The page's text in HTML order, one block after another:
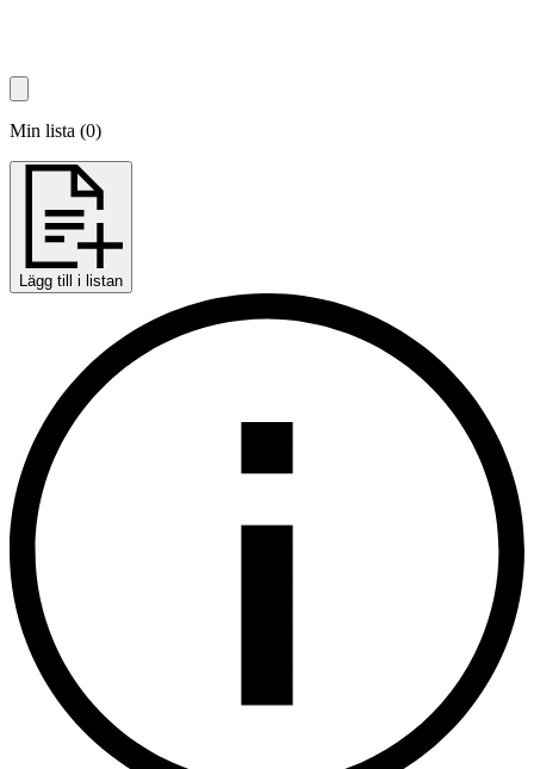
Min lista (0)
Lägg till i listan